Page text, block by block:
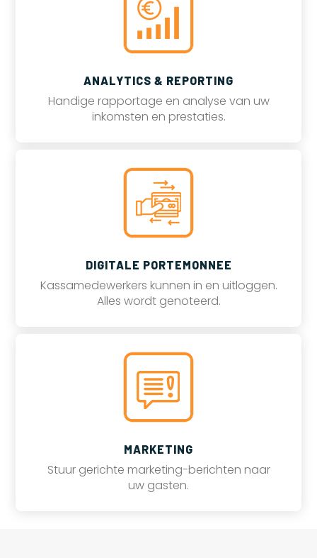
ANALYTICS & REPORTING
Handige rapportage en analyse van uw
inkomsten en prestaties.
DIGITALE PORTEMONNEE
Kassamedewerkers kunnen in en uitloggen.
Alles wordt genoteerd.
MARKETING
Stuur gerichte marketing-berichten naar
uw gasten.